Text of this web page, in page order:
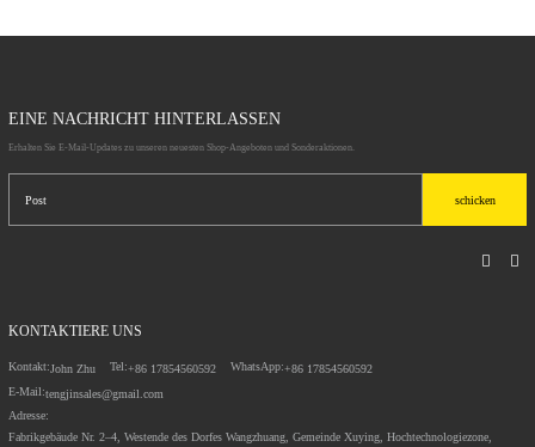
EINE NACHRICHT HINTERLASSEN
Erhalten Sie E-Mail-Updates zu unseren neuesten Shop-Angeboten und Sonderaktionen.
schicken
KONTAKTIERE UNS
Kontakt:John Zhu Tel:+86 17854560592 WhatsApp:+86 17854560592
E-Mail:tengjinsales@gmail.com
Adresse:
Fabrikgebäude Nr. 2–4, Westende des Dorfes Wangzhuang, Gemeinde Xuying, Hochtechnologiezone,